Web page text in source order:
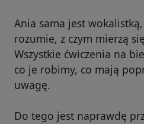
Ania sama jest
rozumie, z czym mierzą
Wszystkie ćwiczenia na
co je robimy, co mają
uwagę.
Do tego jest naprawdę